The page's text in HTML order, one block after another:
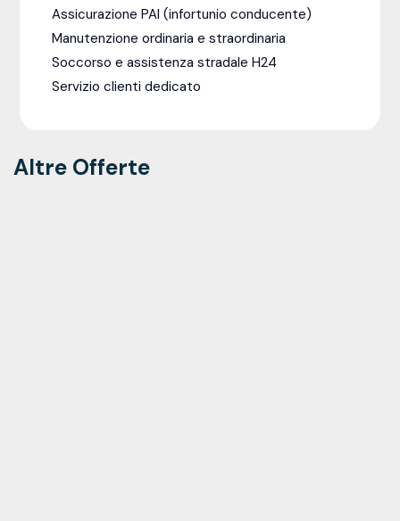
Assicurazione PAI (infortunio conducente)
Manutenzione ordinaria e straordinaria
Soccorso e assistenza stradale H24
Servizio clienti dedicato
Altre Offerte